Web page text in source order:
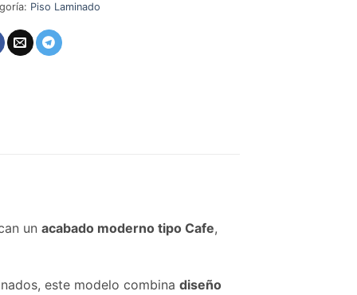
Piso Laminado
un acabado moderno tipo Cafe,
este modelo combina diseño